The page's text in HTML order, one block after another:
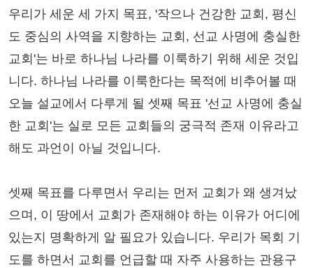
우리가 세운 세 가지 목표, '작으나 건강한 교회, 평신
도 중심의 사역을 지향하는 교회, 선교 사명에 충실한
교회'는 바로 하나님 나라를 이룩하기 위해 세운 것입
니다. 하나님 나라를 이룩한다는 목적에 비추어볼 때
오늘 설교에서 다루게 될 셋째 목표 '선교 사명에 충실
한 교회'는 실로 모든 교회들의 궁극적 존재 이유라고
해도 과언이 아닐 것입니다.
셋째 목표를 다루면서 우리는 먼저 교회가 왜 생겨났
으며, 이 땅에서 교회가 존재해야 하는 이유가 어디에
있는지 명확하게 알 필요가 있습니다. 우리가 목회 기
도를 하면서 교회를 언급할 때 자주 사용하는 관용구